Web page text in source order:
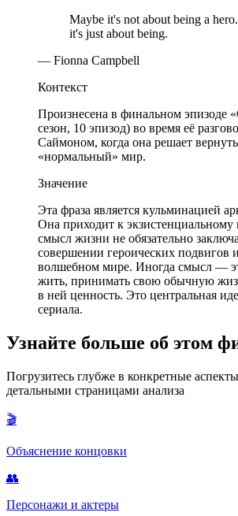
Maybe it's not about being a
it's just about being.
— Fionna Campbell
Контекст
Произнесена в финальном эпизоде
сезон, 10 эпизод) во время её
Саймоном, когда она решает
«нормальный» мир.
Значение
Эта фраза является кульминацией
Она приходит к экзистенциальному
смысл жизни не обязательно
совершении героических подвигов
волшебном мире. Иногда смысл —
жить, принимать свою обычную
в ней ценность. Это центральная
сериала.
Узнайте больше об этом
Погрузитесь глубже в конкретные
детальными страницами анализа
🎬
Объяснение концовки
👥
Персонажи и актеры